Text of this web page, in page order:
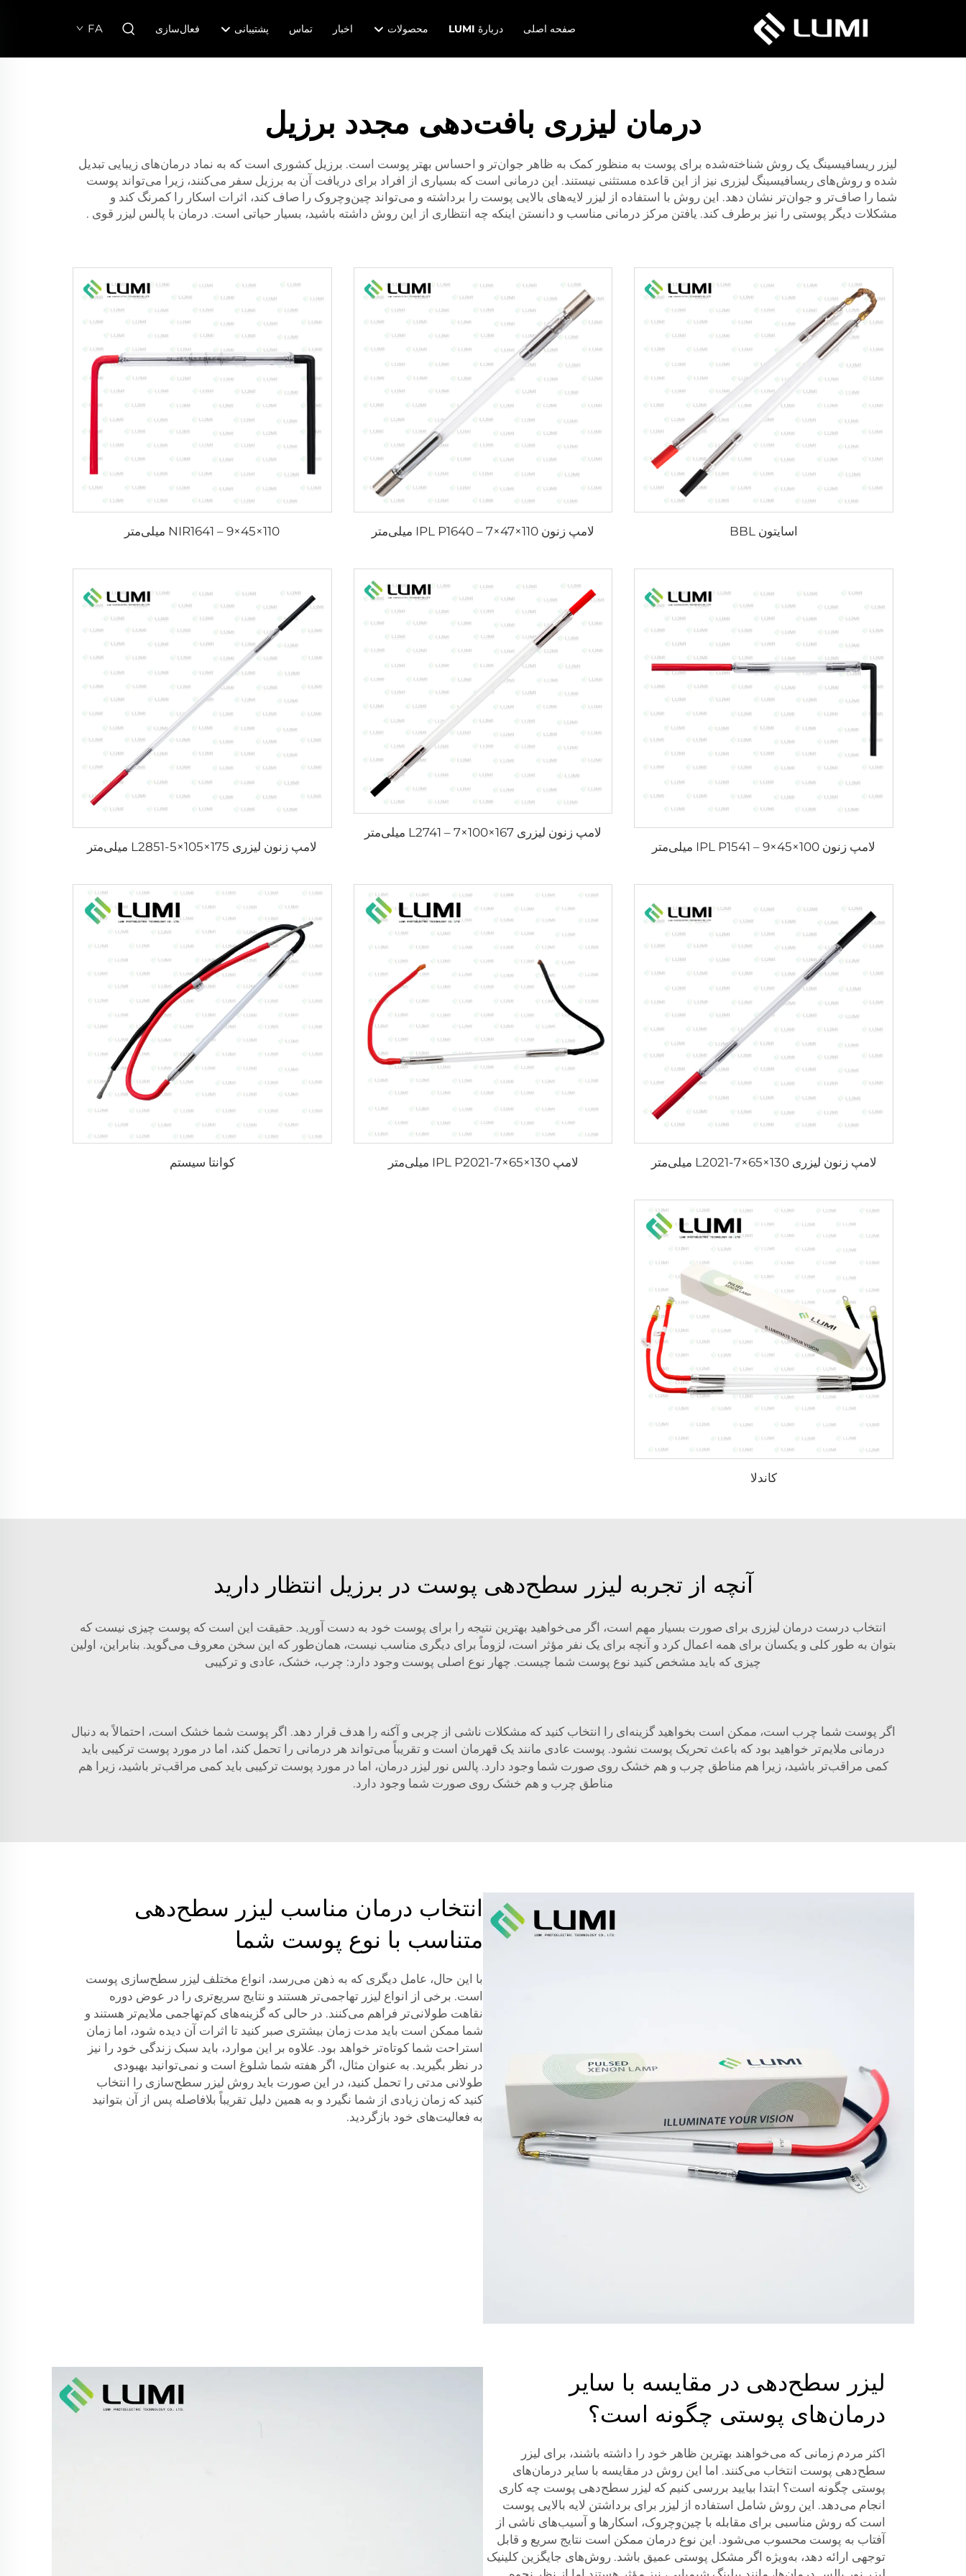
صفحه اصلی دربارهٔ LUMI محصولات اخبار تماس پشتیبانی فعال‌سازی FA
درمان لیزری بافت‌دهی مجدد برزیل
لیزر ریسافیسینگ یک روش شناخته‌شده برای پوست به منظور کمک به ظاهر جوان‌تر و احساس بهتر پوست است. برزیل کشوری است که به نماد درمان‌های زیبایی تبدیل
شده و روش‌های ریسافیسینگ لیزری نیز از این قاعده مستثنی نیستند. این درمانی است که بسیاری از افراد برای دریافت آن به برزیل سفر می‌کنند، زیرا می‌تواند پوست
شما را صاف‌تر و جوان‌تر نشان دهد. این روش با استفاده از لیزر لایه‌های بالایی پوست را برداشته و می‌تواند چین‌وچروک را صاف کند، اثرات اسکار را کمرنگ کند و
مشکلات دیگر پوستی را نیز برطرف کند. یافتن مرکز درمانی مناسب و دانستن اینکه چه انتظاری از این روش داشته باشید، بسیار حیاتی است. درمان با پالس لیزر قوی .
اسایتون BBL لامپ زنون IPL P1640 – 7×47×110 میلی‌متر NIR1641 – 9×45×110 میلی‌متر
لامپ زنون IPL P1541 – 9×45×100 میلی‌متر
لامپ زنون لیزری L2741 – 7×100×167 میلی‌متر
لامپ زنون لیزری L2851-5×105×175 میلی‌متر
لامپ زنون لیزری L2021-7×65×130 میلی‌متر لامپ IPL P2021-7×65×130 میلی‌متر کوانتا سیستم
کاندلا
آنچه از تجربه لیزر سطح‌دهی پوست در برزیل انتظار دارید
انتخاب درست درمان لیزری برای صورت بسیار مهم است، اگر می‌خواهید بهترین نتیجه را برای پوست خود به دست آورید. حقیقت این است که پوست چیزی نیست که
بتوان به طور کلی و یکسان برای همه اعمال کرد و آنچه برای یک نفر مؤثر است، لزوماً برای دیگری مناسب نیست، همان‌طور که این سخن معروف می‌گوید. بنابراین، اولین
چیزی که باید مشخص کنید نوع پوست شما چیست. چهار نوع اصلی پوست وجود دارد: چرب، خشک، عادی و ترکیبی
اگر پوست شما چرب است، ممکن است بخواهید گزینه‌ای را انتخاب کنید که مشکلات ناشی از چربی و آکنه را هدف قرار دهد. اگر پوست شما خشک است، احتمالاً به دنبال
درمانی ملایم‌تر خواهید بود که باعث تحریک پوست نشود. پوست عادی مانند یک قهرمان است و تقریباً می‌تواند هر درمانی را تحمل کند، اما در مورد پوست ترکیبی باید
کمی مراقب‌تر باشید، زیرا هم مناطق چرب و هم خشک روی صورت شما وجود دارد. پالس نور لیزر درمان، اما در مورد پوست ترکیبی باید کمی مراقب‌تر باشید، زیرا هم
مناطق چرب و هم خشک روی صورت شما وجود دارد.
انتخاب درمان مناسب لیزر سطح‌دهی
متناسب با نوع پوست شما
با این حال، عامل دیگری که به ذهن می‌رسد، انواع مختلف لیزر سطح‌سازی پوست
است. برخی از انواع لیزر تهاجمی‌تر هستند و نتایج سریع‌تری را در عوض دوره
نقاهت طولانی‌تر فراهم می‌کنند. در حالی که گزینه‌های کم‌تهاجمی ملایم‌تر هستند و
شما ممکن است باید مدت زمان بیشتری صبر کنید تا اثرات آن دیده شود، اما زمان
استراحت شما کوتاه‌تر خواهد بود. علاوه بر این موارد، باید سبک زندگی خود را نیز
در نظر بگیرید. به عنوان مثال، اگر هفته شما شلوغ است و نمی‌توانید بهبودی
طولانی مدتی را تحمل کنید، در این صورت باید روش لیزر سطح‌سازی را انتخاب
کنید که زمان زیادی از شما نگیرد و به همین دلیل تقریباً بلافاصله پس از آن بتوانید
به فعالیت‌های خود بازگردید.
لیزر سطح‌دهی در مقایسه با سایر
درمان‌های پوستی چگونه است؟
اکثر مردم زمانی که می‌خواهند بهترین ظاهر خود را داشته باشند، برای لیزر
سطح‌دهی پوست انتخاب می‌کنند. اما این روش در مقایسه با سایر درمان‌های
پوستی چگونه است؟ ابتدا بیایید بررسی کنیم که لیزر سطح‌دهی پوست چه کاری
انجام می‌دهد. این روش شامل استفاده از لیزر برای برداشتن لایه بالایی پوست
است که روش مناسبی برای مقابله با چین‌وچروک، اسکارها و آسیب‌های ناشی از
آفتاب به پوست محسوب می‌شود. این نوع درمان ممکن است نتایج سریع و قابل
توجهی ارائه دهد، به‌ویژه اگر مشکل پوستی عمیق باشد. روش‌های جایگزین کلینیک